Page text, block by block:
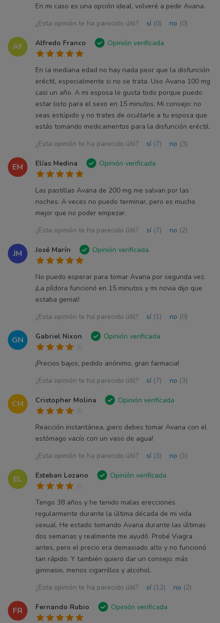
En mi caso es una opción ideal, volveré a pedir Avana.
¿Esta opinión te ha parecido útil?
sí (0) no (0)
AF Alfredo Franco Opinión verificada
En la mediana edad no hay nada peor que la disfunción
eréctil, especialmente si no se trata. Uso Avana 100 mg
casi un año. A mi esposa le gusta todo porque puedo
estar listo para el sexo en 15 minutos. Mi consejo: no
seas estúpido y no trates de ocultarle a tu esposa que
estás tomando medicamentos para la disfunción eréctil.
¿Esta opinión te ha parecido útil?
sí (7) no (3)
EM Elías Medina Opinión verificada
Las pastillas Avana de 200 mg me salvan por las
noches. A veces no puedo terminar, pero es mucho
mejor que no poder empezar.
¿Esta opinión te ha parecido útil?
sí (7) no (2)
JM José Marín Opinión verificada
No puedo esperar para tomar Avana por segunda vez.
¡La píldora funcionó en 15 minutos y mi novia dijo que
estaba genial!
¿Esta opinión te ha parecido útil?
sí (1) no (0)
GN Gabriel Nixon Opinión verificada
¡Precios bajos, pedido anónimo, gran farmacia!
¿Esta opinión te ha parecido útil?
sí (7) no (3)
CM Cristopher Molina Opinión verificada
Reacción instantánea, ¡pero debes tomar Avana con el
estómago vacío con un vaso de agua!
¿Esta opinión te ha parecido útil?
sí (3) no (1)
EL Esteban Lozano Opinión verificada
Tengo 38 años y he tenido malas erecciones
regularmente durante la última década de mi vida
sexual. He estado tomando Avana durante las últimas
dos semanas y realmente me ayudó. Probé Viagra
antes, pero el precio era demasiado alto y no funcionó
tan rápido. Y también quiero dar un consejo: más
gimnasio, menos cigarrillos y alcohol.
¿Esta opinión te ha parecido útil?
sí (12) no (2)
FR Fernando Rubio Opinión verificada